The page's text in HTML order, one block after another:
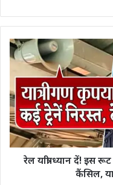
रेल यात्री ध्यान दें! इस
कैंसिल,